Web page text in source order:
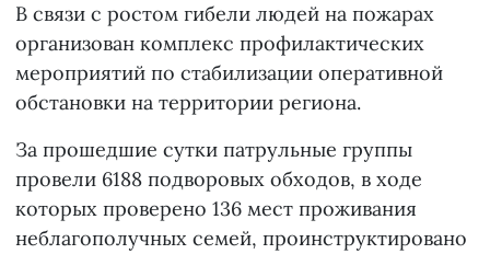
В связи с ростом гибели людей на пожарах
организован комплекс профилактических
мероприятий по стабилизации оперативной
обстановки на территории региона.
За прошедшие сутки патрульные группы
провели 6188 подворовых обходов, в ходе
которых проверено 136 мест проживания
неблагополучных семей, проинструктировано